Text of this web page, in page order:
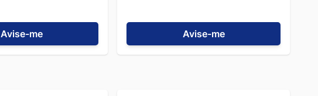
Avise-me Avise-me